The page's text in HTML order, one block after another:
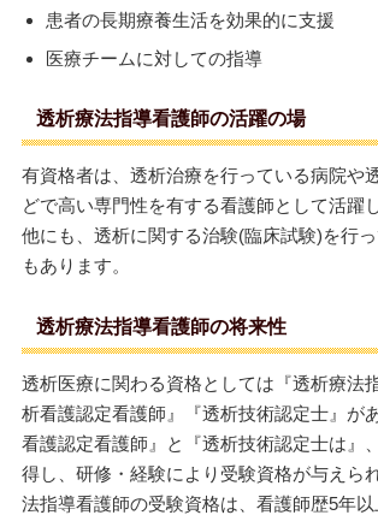
患者の長期療養生活を効果的に支援
医療チームに対しての指導
透析療法指導看護師の活躍の場
有資格者は、透析治療を行っている病院や
どで高い専門性を有する看護師として活躍
他にも、透析に関する治験(臨床試験)を行
もあります。
透析療法指導看護師の将来性
透析医療に関わる資格としては『透析療法
析看護認定看護師』『透析技術認定士』が
看護認定看護師』と『透析技術認定士は』
得し、研修・経験により受験資格が与えら
法指導看護師の受験資格は、看護師歴5年